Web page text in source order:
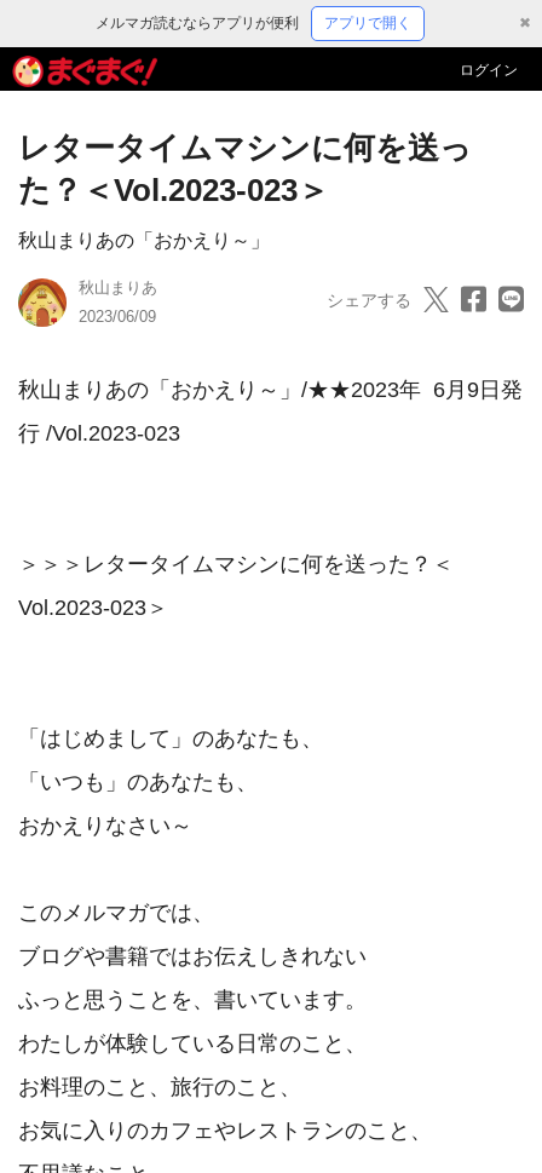
メルマガ読むならアプリが便利 アプリで開く ✖
ログイン
レタータイムマシンに何を送っ
た？＜Vol.2023-023＞
秋山まりあの「おかえり～」
秋山まりあ
2023/06/09
シェアする
秋山まりあの「おかえり～」/★★2023年  6月9日発
行 /Vol.2023-023
＞＞＞レタータイムマシンに何を送った？＜
Vol.2023-023＞
「はじめまして」のあなたも、
「いつも」のあなたも、
おかえりなさい～
このメルマガでは、
ブログや書籍ではお伝えしきれない
ふっと思うことを、書いています。
わたしが体験している日常のこと、
お料理のこと、旅行のこと、
お気に入りのカフェやレストランのこと、